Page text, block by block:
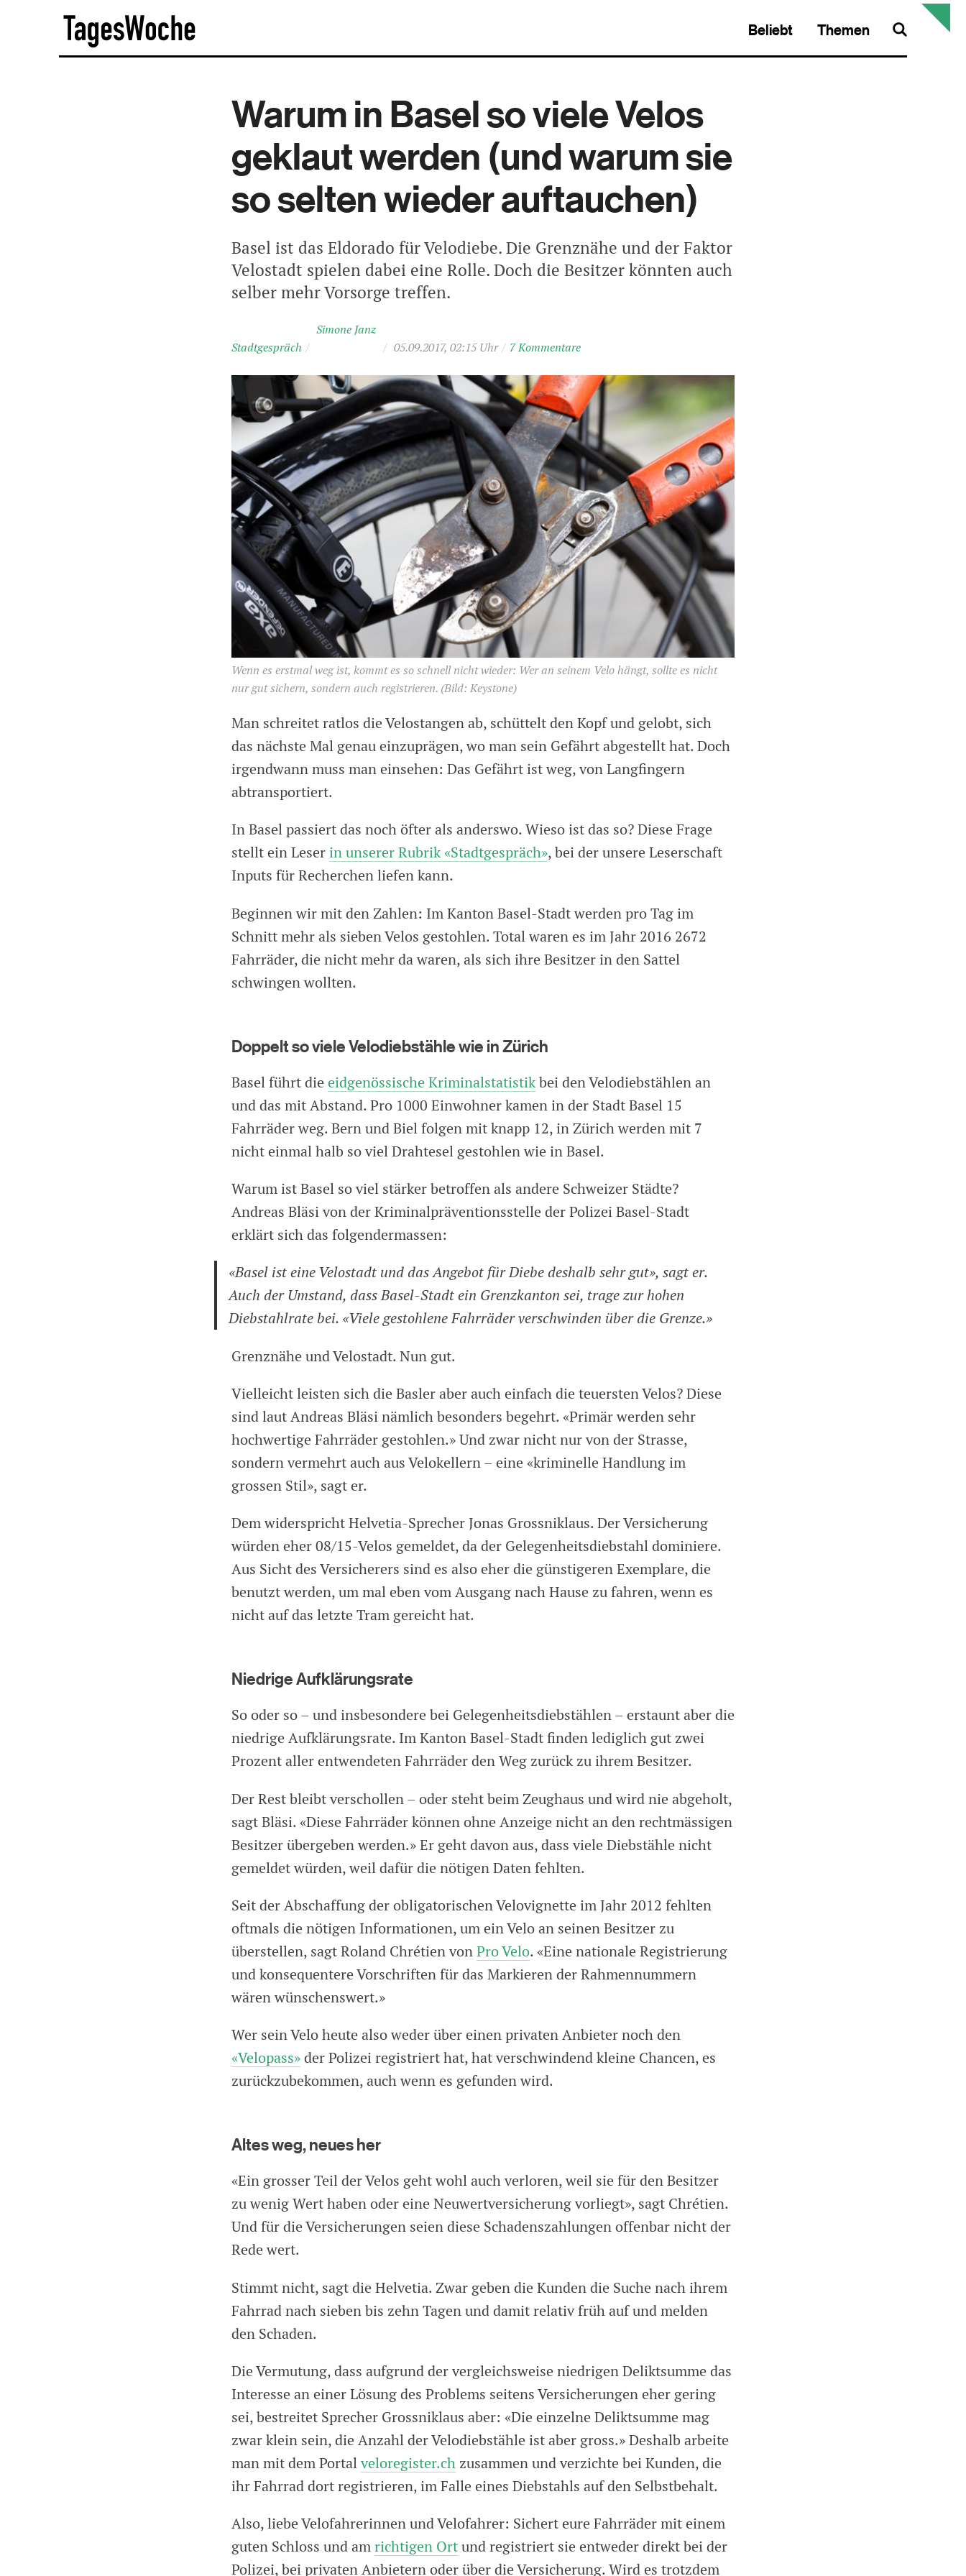
Beliebt Themen
Warum in Basel so viele Velos
geklaut werden (und warum sie
so selten wieder auftauchen)
Basel ist das Eldorado für Velodiebe. Die Grenznähe und der Faktor
Velostadt spielen dabei eine Rolle. Doch die Besitzer könnten auch
selber mehr Vorsorge treffen.
Stadtgespräch /
Simone Janz
/ 05.09.2017, 02:15 Uhr / 7 Kommentare
Wenn es erstmal weg ist, kommt es so schnell nicht wieder: Wer an seinem Velo hängt, sollte es nicht
nur gut sichern, sondern auch registrieren. (Bild: Keystone)
Man schreitet ratlos die Velostangen ab, schüttelt den Kopf und gelobt, sich
das nächste Mal genau einzuprägen, wo man sein Gefährt abgestellt hat. Doch
irgendwann muss man einsehen: Das Gefährt ist weg, von Langfingern
abtransportiert.
In Basel passiert das noch öfter als anderswo. Wieso ist das so? Diese Frage
stellt ein Leser in unserer Rubrik «Stadtgespräch», bei der unsere Leserschaft
Inputs für Recherchen liefen kann.
Beginnen wir mit den Zahlen: Im Kanton Basel-Stadt werden pro Tag im
Schnitt mehr als sieben Velos gestohlen. Total waren es im Jahr 2016 2672
Fahrräder, die nicht mehr da waren, als sich ihre Besitzer in den Sattel
schwingen wollten.
Doppelt so viele Velodiebstähle wie in Zürich
Basel führt die eidgenössische Kriminalstatistikbei den Velodiebstählen an
und das mit Abstand. Pro 1000 Einwohner kamen in der Stadt Basel 15
Fahrräder weg. Bern und Biel folgen mit knapp 12, in Zürich werden mit 7
nicht einmal halb so viel Drahtesel gestohlen wie in Basel.
Warum ist Basel so viel stärker betroffen als andere Schweizer Städte?
Andreas Bläsi von der Kriminalpräventionsstelle der Polizei Basel-Stadt
erklärt sich das folgendermassen:
«Basel ist eine Velostadt und das Angebot für Diebe deshalb sehr gut», sagt er.
Auch der Umstand, dass Basel-Stadt ein Grenzkanton sei, trage zur hohen
Diebstahlrate bei. «Viele gestohlene Fahrräder verschwinden über die Grenze.»
Grenznähe und Velostadt. Nun gut.
Vielleicht leisten sich die Basler aber auch einfach die teuersten Velos? Diese
sind laut Andreas Bläsi nämlich besonders begehrt. «Primär werden sehr
hochwertige Fahrräder gestohlen.» Und zwar nicht nur von der Strasse,
sondern vermehrt auch aus Velokellern – eine «kriminelle Handlung im
grossen Stil», sagt er.
Dem widerspricht Helvetia-Sprecher Jonas Grossniklaus. Der Versicherung
würden eher 08/15-Velos gemeldet, da der Gelegenheitsdiebstahl dominiere.
Aus Sicht des Versicherers sind es also eher die günstigeren Exemplare, die
benutzt werden, um mal eben vom Ausgang nach Hause zu fahren, wenn es
nicht auf das letzte Tram gereicht hat.
Niedrige Aufklärungsrate
So oder so – und insbesondere bei Gelegenheitsdiebstählen – erstaunt aber die
niedrige Aufklärungsrate. Im Kanton Basel-Stadt finden lediglich gut zwei
Prozent aller entwendeten Fahrräder den Weg zurück zu ihrem Besitzer.
Der Rest bleibt verschollen – oder steht beim Zeughaus und wird nie abgeholt,
sagt Bläsi. «Diese Fahrräder können ohne Anzeige nicht an den rechtmässigen
Besitzer übergeben werden.» Er geht davon aus, dass viele Diebstähle nicht
gemeldet würden, weil dafür die nötigen Daten fehlten.
Seit der Abschaffung der obligatorischen Velovignette im Jahr 2012 fehlten
oftmals die nötigen Informationen, um ein Velo an seinen Besitzer zu
überstellen, sagt Roland Chrétien vonPro Velo. «Eine nationale Registrierung
und konsequentere Vorschriften für das Markieren der Rahmennummern
wären wünschenswert.»
Wer sein Velo heute also weder über einen privaten Anbieter noch den
«Velopass»der Polizei registriert hat, hat verschwindend kleine Chancen, es
zurückzubekommen, auch wenn es gefunden wird.
Altes weg, neues her
«Ein grosser Teil der Velos geht wohl auch verloren, weil sie für den Besitzer
zu wenig Wert haben oder eine Neuwertversicherung vorliegt», sagt Chrétien.
Und für die Versicherungen seien diese Schadenszahlungen offenbar nicht der
Rede wert.
Stimmt nicht, sagt die Helvetia. Zwar geben die Kunden die Suche nach ihrem
Fahrrad nach sieben bis zehn Tagen und damit relativ früh auf und melden
den Schaden.
Die Vermutung, dass aufgrund der vergleichsweise niedrigen Deliktsumme das
Interesse an einer Lösung des Problems seitens Versicherungen eher gering
sei, bestreitet Sprecher Grossniklaus aber: «Die einzelne Deliktsumme mag
zwar klein sein, die Anzahl der Velodiebstähle ist aber gross.» Deshalb arbeite
man mit dem Portalveloregister.ch zusammen und verzichte bei Kunden, die
ihr Fahrrad dort registrieren, im Falle eines Diebstahls auf den Selbstbehalt.
Also, liebe Velofahrerinnen und Velofahrer: Sichert eure Fahrräder mit einem
guten Schloss und amrichtigen Ortund registriert sie entweder direkt bei der
Polizei, bei privaten Anbietern oder über die Versicherung. Wird es trotzdem